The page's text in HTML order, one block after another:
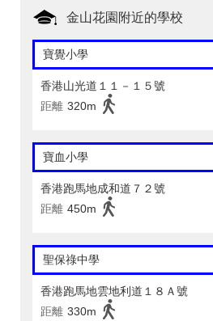
金山花園附近的學校
寶覺小學
香港山光道１１－１５號
距離 320m
寶血小學
香港跑馬地成和道７２號
距離 450m
聖保祿中學
香港跑馬地雲地利道１８Ａ號
距離 330m